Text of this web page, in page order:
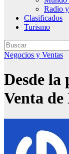
Radio
Clasificados
Turismo
Negocios y Ventas
Desde la
Venta